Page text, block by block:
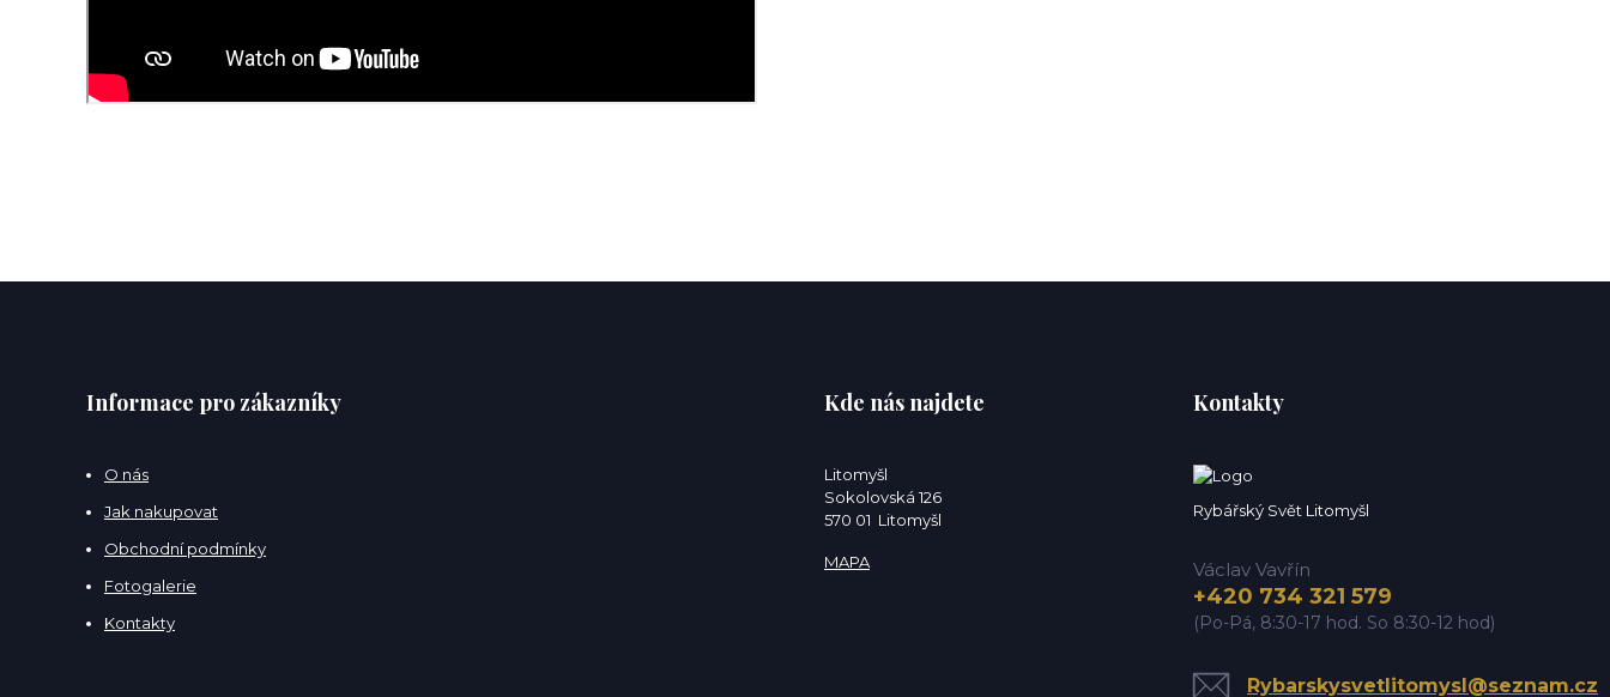
Informace pro zákazníky
O nás
Jak nakupovat
Obchodní podmínky
Fotogalerie
Kontakty
Kde nás najdete
Litomyšl
Sokolovská 126
570 01 Litomyšl
MAPA
Kontakty
Rybářský Svět Litomyšl
Václav Vavřín
+420 734 321 579
(Po-Pá, 8:30-17 hod. So 8:30-12 hod)
Rybarskysvetlitomysl@seznam.cz